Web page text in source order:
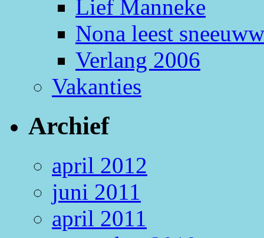
Lief Manneke
Nona leest
Verlang 2006
Vakanties
Archief
april 2012
juni 2011
april 2011